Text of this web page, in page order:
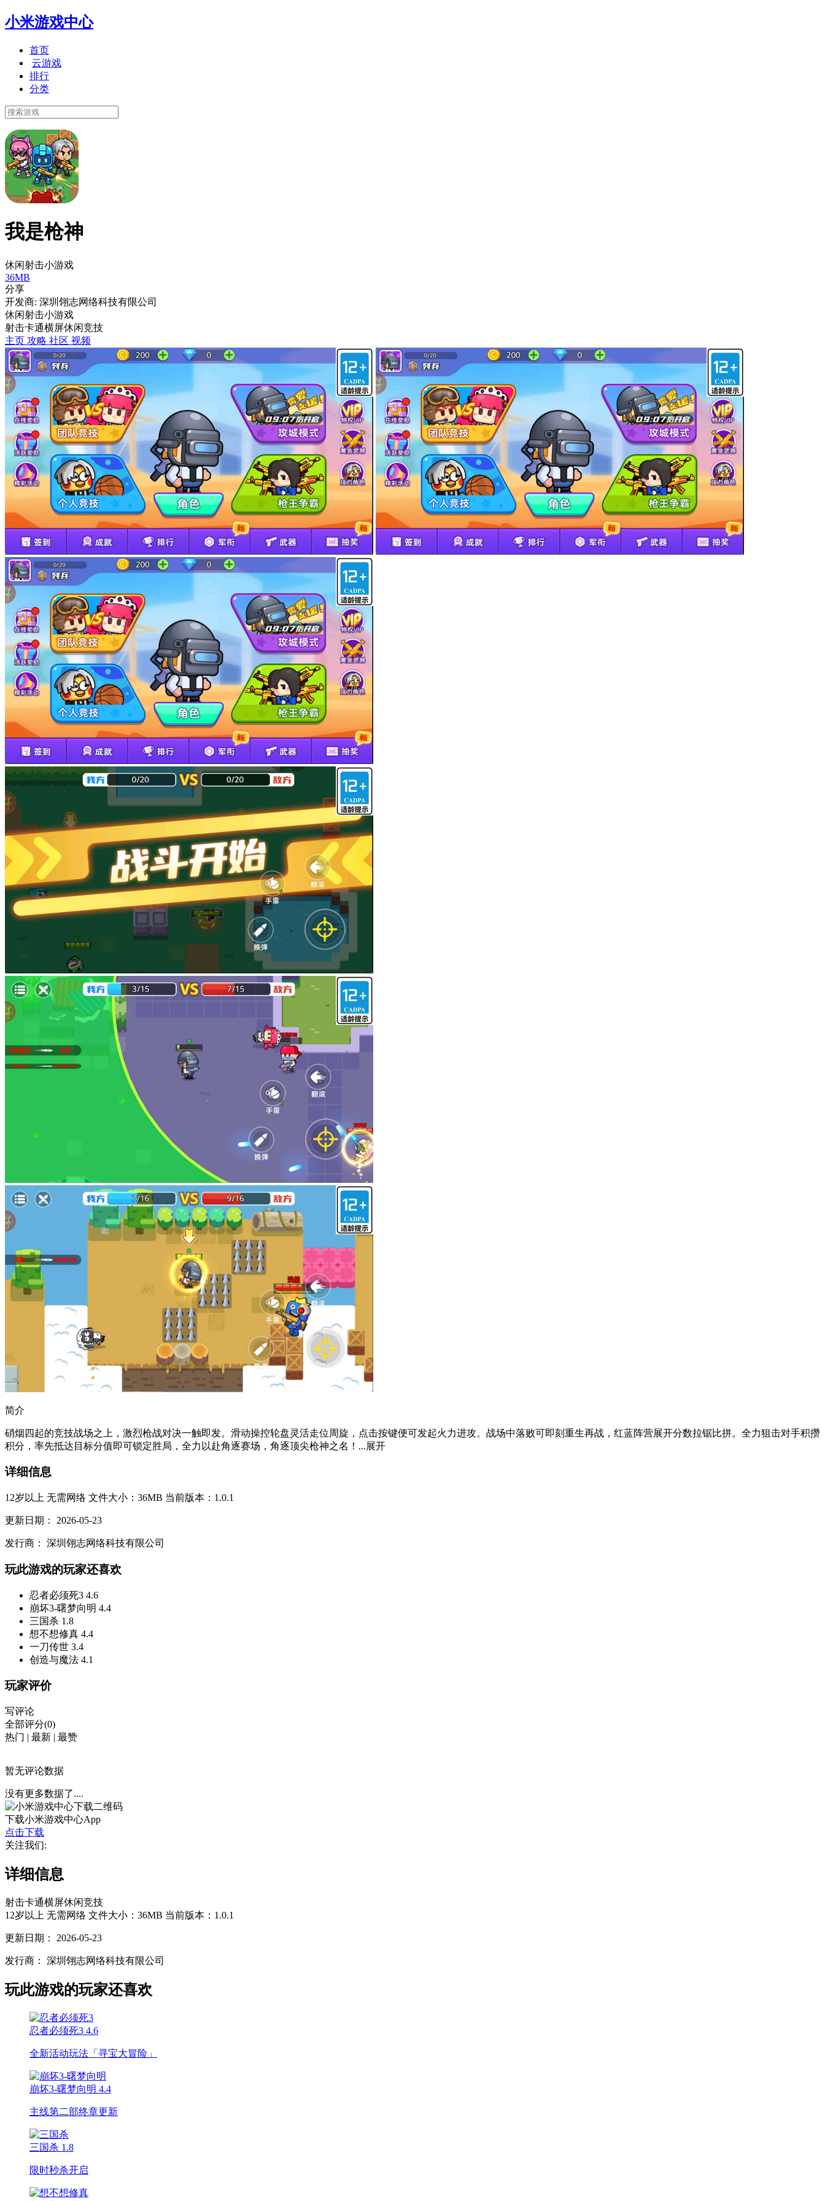
小米游戏中心
首页
云游戏
排行
分类
我是枪神
休闲射击小游戏
36MB
分享
开发商: 深圳翎志网络科技有限公司
休闲射击小游戏
射击卡通横屏休闲竞技
主页 攻略 社区 视频
简介
硝烟四起的竞技战场之上，激烈枪战对决一触即发。滑动操控轮盘灵活走位周旋，点击按键便可发起火力进攻。战场中落败可即刻重生再战，红蓝阵营展开分数拉锯比拼。全力狙击对手积攒
积分，率先抵达目标分值即可锁定胜局，全力以赴角逐赛场，角逐顶尖枪神之名！...展开
详细信息
12岁以上 无需网络 文件大小：36MB 当前版本：1.0.1
更新日期： 2026-05-23
发行商： 深圳翎志网络科技有限公司
玩此游戏的玩家还喜欢
忍者必须死3 4.6
崩坏3-曙梦向明 4.4
三国杀 1.8
想不想修真 4.4
一刀传世 3.4
创造与魔法 4.1
玩家评价
写评论
全部评分(0)
热门 | 最新 | 最赞
暂无评论数据
没有更多数据了....
下载小米游戏中心App
点击下载
关注我们:
详细信息
射击卡通横屏休闲竞技
12岁以上 无需网络 文件大小：36MB 当前版本：1.0.1
更新日期： 2026-05-23
发行商： 深圳翎志网络科技有限公司
玩此游戏的玩家还喜欢
忍者必须死3 4.6
全新活动玩法「寻宝大冒险」
崩坏3-曙梦向明 4.4
主线第二部终章更新
三国杀 1.8
限时秒杀开启